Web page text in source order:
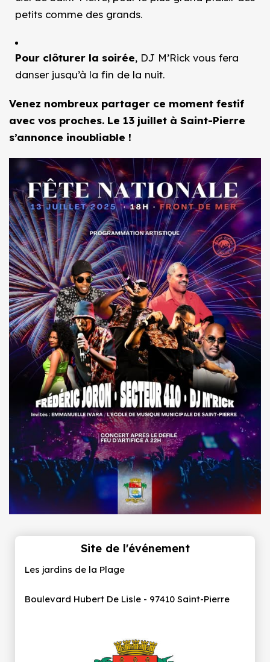
petits comme des grands.
Pour clôturer la soirée, DJ M’Rick vous fera
danser jusqu’à la fin de la nuit.
Venez nombreux partager ce moment festif
avec vos proches. Le 13 juillet à Saint-Pierre
s’annonce inoubliable !
Image
Site de l'événement
Les jardins de la Plage
Boulevard Hubert De Lisle - 97410 Saint-Pierre